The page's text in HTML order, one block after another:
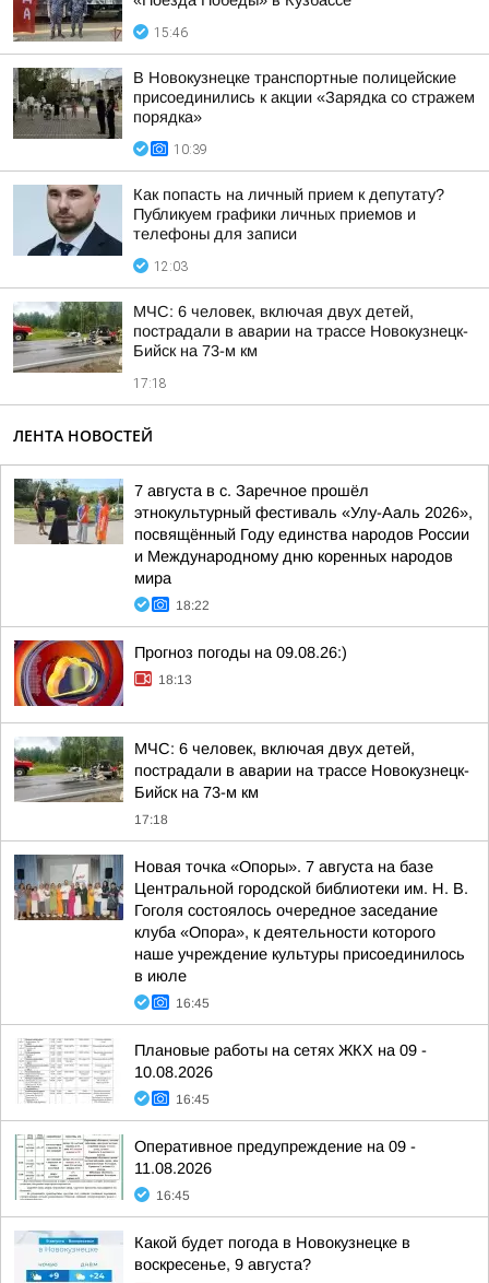
15:46
В Новокузнецке транспортные полицейские
присоединились к акции «Зарядка со стражем
порядка»
10:39
Как попасть на личный прием к депутату?
Публикуем графики личных приемов и
телефоны для записи
12:03
МЧС: 6 человек, включая двух детей,
пострадали в аварии на трассе Новокузнецк-
Бийск на 73-м км
17:18
ЛЕНТА НОВОСТЕЙ
7 августа в с. Заречное прошёл
этнокультурный фестиваль «Улу-Ааль 2026»,
посвящённый Году единства народов России
и Международному дню коренных народов
мира
18:22
Прогноз погоды на 09.08.26:)
18:13
МЧС: 6 человек, включая двух детей,
пострадали в аварии на трассе Новокузнецк-
Бийск на 73-м км
17:18
Новая точка «Опоры». 7 августа на базе
Центральной городской библиотеки им. Н. В.
Гоголя состоялось очередное заседание
клуба «Опора», к деятельности которого
наше учреждение культуры присоединилось
в июле
16:45
Плановые работы на сетях ЖКХ на 09 -
10.08.2026
16:45
Оперативное предупреждение на 09 -
11.08.2026
16:45
Какой будет погода в Новокузнецке в
воскресенье, 9 августа?